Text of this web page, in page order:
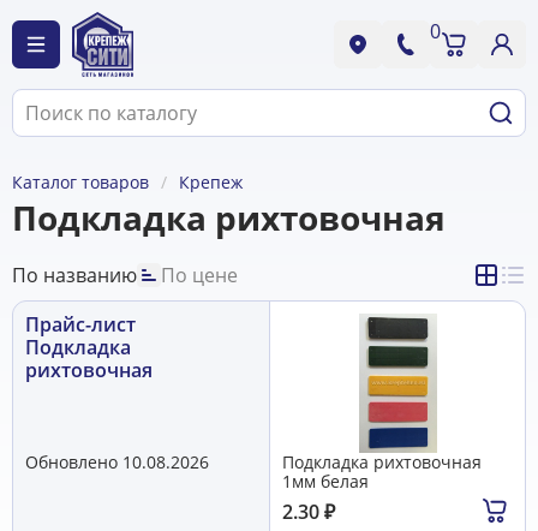
0
Каталог товаров Крепеж
Подкладка рихтовочная
По названию
По цене
Прайс-лист
Подкладка
рихтовочная
Обновлено 10.08.2026
Подкладка рихтовочная
1мм белая
2.30₽